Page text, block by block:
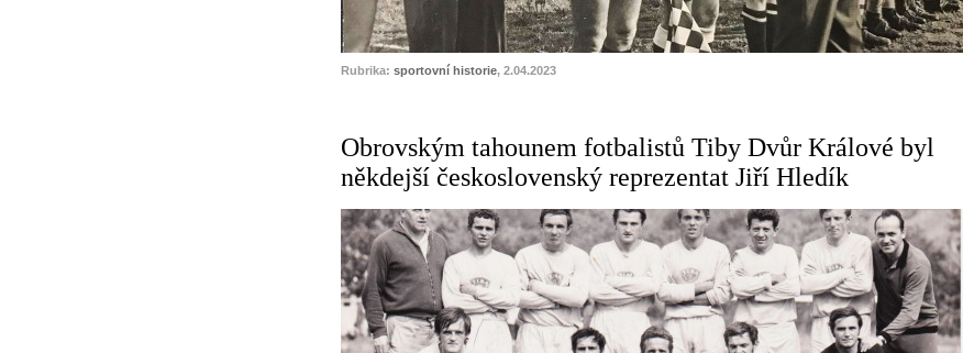
Rubrika: sportovní historie, 2.04.2023
Obrovským tahounem fotbalistů Tiby Dvůr Králové byl
někdejší československý reprezentat Jiří Hledík